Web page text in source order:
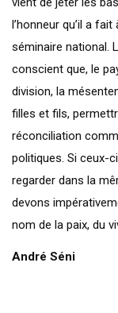
l’honneur qu’il a
séminaire national.
conscient que, le
division, la
filles et fils,
réconciliation
politiques. Si ceux-
regarder dans la
devons
nom de la paix, du
André Séni